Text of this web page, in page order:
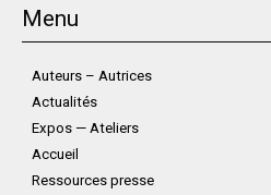
Menu
Auteurs – Autrices
Actualités
Expos — Ateliers
Accueil
Ressources presse